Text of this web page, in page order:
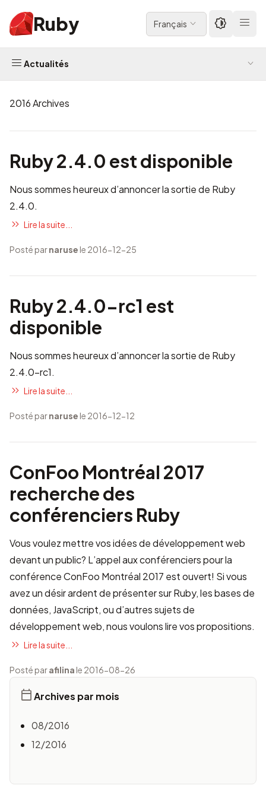
Ruby Français
Actualités
2016 Archives
Ruby 2.4.0 est disponible
Nous sommes heureux d’annoncer la sortie de Ruby
2.4.0.
Lire la suite...
Posté parnaruse le 2016-12-25
Ruby 2.4.0-rc1 est
disponible
Nous sommes heureux d’annoncer la sortie de Ruby
2.4.0-rc1.
Lire la suite...
Posté parnaruse le 2016-12-12
ConFoo Montréal 2017
recherche des
conférenciers Ruby
Vous voulez mettre vos idées de développement web
devant un public? L’appel aux conférencierspour la
conférence ConFoo Montréal 2017 est ouvert! Si vous
avez un désir ardent de présenter sur Ruby, les bases de
données, JavaScript, ou d’autres sujets de
développement web, nous voulons lire vos propositions.
Lire la suite...
Posté parafilina le 2016-08-26
Archives par mois
08/2016
12/2016